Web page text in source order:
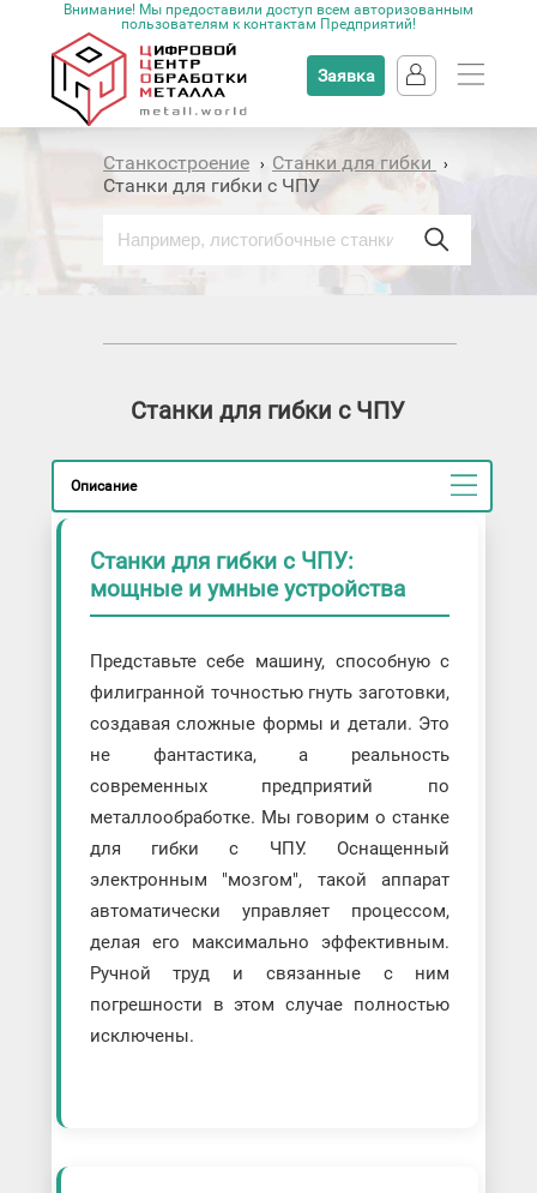
Внимание! Мы предоставили доступ всем авторизованным
пользователям к контактам Предприятий!
Заявка
Станкостроение › Станки для гибки ›
Станки для гибки с ЧПУ
Станки для гибки с ЧПУ
Описание
Станки для гибки с ЧПУ:
мощные и умные устройства
Представьте себе машину, способную с
филигранной точностью гнуть заготовки,
создавая сложные формы и детали. Это
не фантастика, а реальность
современных предприятий по
металлообработке. Мы говорим о станке
для гибки с ЧПУ. Оснащенный
электронным "мозгом", такой аппарат
автоматически управляет процессом,
делая его максимально эффективным.
Ручной труд и связанные с ним
погрешности в этом случае полностью
исключены.